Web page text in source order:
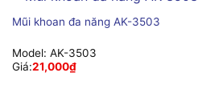
Mũi khoan đa năng AK-3503
Model: AK-3503
Giá:21,000₫